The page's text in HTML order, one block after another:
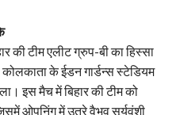
की टीम एलीट ग्रुप-बी का हिस्सा
के ईडन गार्डन्स स्टेडियम
इस मैच में बिहार की टीम को
ओपनिंग में उतरे वैभव सूर्यवंशी